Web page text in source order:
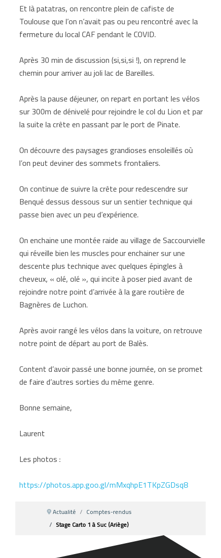
Et là patatras, on rencontre plein de cafiste de
Toulouse que l’on n’avait pas ou peu rencontré avec la
fermeture du local CAF pendant le COVID.
Après 30 min de discussion (si,si,si !), on reprend le
chemin pour arriver au joli lac de Bareilles.
Après la pause déjeuner, on repart en portant les vélos
sur 300m de dénivelé pour rejoindre le col du Lion et par
la suite la crête en passant par le port de Pinate.
On découvre des paysages grandioses ensoleillés où
l’on peut deviner des sommets frontaliers.
On continue de suivre la crête pour redescendre sur
Benqué dessus dessous sur un sentier technique qui
passe bien avec un peu d’expérience.
On enchaine une montée raide au village de Saccourvielle
qui réveille bien les muscles pour enchainer sur une
descente plus technique avec quelques épingles à
cheveux, « olé, olé », qui incite à poser pied avant de
rejoindre notre point d’arrivée à la gare routière de
Bagnères de Luchon.
Après avoir rangé les vélos dans la voiture, on retrouve
notre point de départ au port de Balès.
Content d’avoir passé une bonne journée, on se promet
de faire d’autres sorties du même genre.
Bonne semaine,
Laurent
Les photos :
https://photos.app.goo.gl/mMxqhpE1TKpZGDsq8
Actualité
Comptes-rendus
Stage Carto 1 à Suc (Ariège)